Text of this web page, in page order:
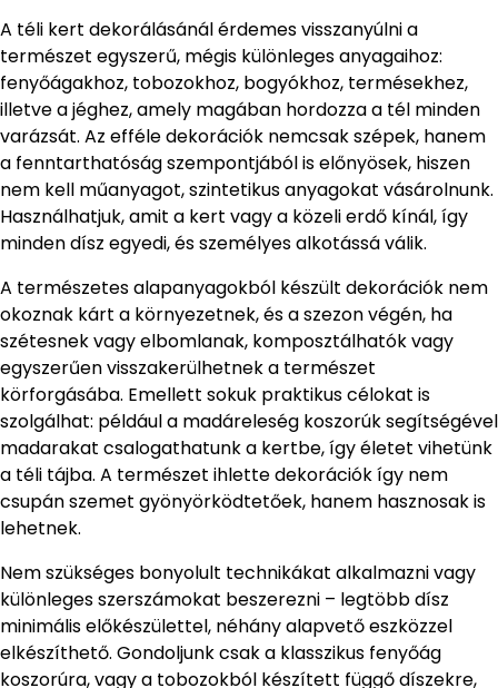
A téli kert dekorálásánál érdemes visszanyúlni a
természet egyszerű, mégis különleges anyagaihoz:
fenyőágakhoz, tobozokhoz, bogyókhoz, termésekhez,
illetve a jéghez, amely magában hordozza a tél minden
varázsát. Az efféle dekorációk nemcsak szépek, hanem
a fenntarthatóság szempontjából is előnyösek, hiszen
nem kell műanyagot, szintetikus anyagokat vásárolnunk.
Használhatjuk, amit a kert vagy a közeli erdő kínál, így
minden dísz egyedi, és személyes alkotássá válik.
A természetes alapanyagokból készült dekorációk nem
okoznak kárt a környezetnek, és a szezon végén, ha
szétesnek vagy elbomlanak, komposztálhatók vagy
egyszerűen visszakerülhetnek a természet
körforgásába. Emellett sokuk praktikus célokat is
szolgálhat: például a madáreleség koszorúk segítségével
madarakat csalogathatunk a kertbe, így életet vihetünk
a téli tájba. A természet ihlette dekorációk így nem
csupán szemet gyönyörködtetőek, hanem hasznosak is
lehetnek.
Nem szükséges bonyolult technikákat alkalmazni vagy
különleges szerszámokat beszerezni – legtöbb dísz
minimális előkészülettel, néhány alapvető eszközzel
elkészíthető. Gondoljunk csak a klasszikus fenyőág
koszorúra, vagy a tobozokból készített függő díszekre,